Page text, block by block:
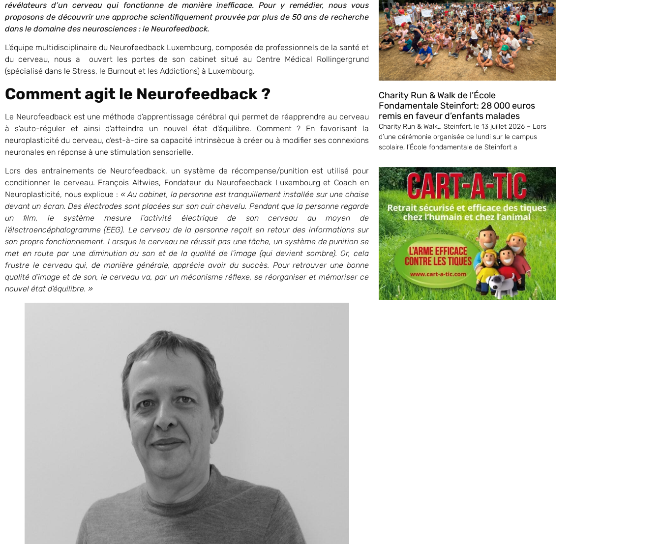
révélateurs d’un cerveau qui fonctionne de manière inefficace. Pour y remédier, nous vous
proposons de découvrir une approche scientifiquement prouvée par plus de 50 ans de recherche
dans le domaine des neurosciences : le Neurofeedback.
L’équipe multidisciplinaire du Neurofeedback Luxembourg, composée de professionnels de la santé et
du cerveau, nous a ouvert les portes de son cabinet situé au Centre Médical Rollingergrund
(spécialisé dans le Stress, le Burnout et les Addictions) à Luxembourg.
Comment agit le Neurofeedback ?
Le Neurofeedback est une méthode d’apprentissage cérébral qui permet de réapprendre au cerveau
à s’auto-réguler et ainsi d’atteindre un nouvel état d’équilibre. Comment ? En favorisant la
neuroplasticité du cerveau, c’est-à-dire sa capacité intrinsèque à créer ou à modifier ses connexions
neuronales en réponse à une stimulation sensorielle.
Lors des entrainements de Neurofeedback, un système de récompense/punition est utilisé pour
conditionner le cerveau. François Altwies, Fondateur du Neurofeedback Luxembourg et Coach en
Neuroplasticité, nous explique : « Au cabinet, la personne est tranquillement installée sur une chaise
devant un écran. Des électrodes sont placées sur son cuir chevelu. Pendant que la personne regarde
un film, le système mesure l’activité électrique de son cerveau au moyen de
l’électroencéphalogramme (EEG). Le cerveau de la personne reçoit en retour des informations sur
son propre fonctionnement. Lorsque le cerveau ne réussit pas une tâche, un système de punition se
met en route par une diminution du son et de la qualité de l’image (qui devient sombre). Or, cela
frustre le cerveau qui, de manière générale, apprécie avoir du succès. Pour retrouver une bonne
qualité d’image et de son, le cerveau va, par un mécanisme réflexe, se réorganiser et mémoriser ce
nouvel état d’équilibre. »
Charity Run & Walk de l’École
Fondamentale Steinfort: 28 000 euros
remis en faveur d’enfants malades
Charity Run & Walk… Steinfort, le 13 juillet 2026 – Lors
d’une cérémonie organisée ce lundi sur le campus
scolaire, l’École fondamentale de Steinfort a